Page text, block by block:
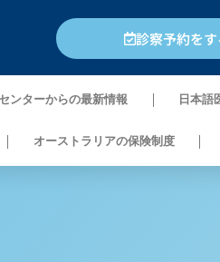
診察予約をす
ンターからの最新情報 日本語
オーストラリアの保険制度